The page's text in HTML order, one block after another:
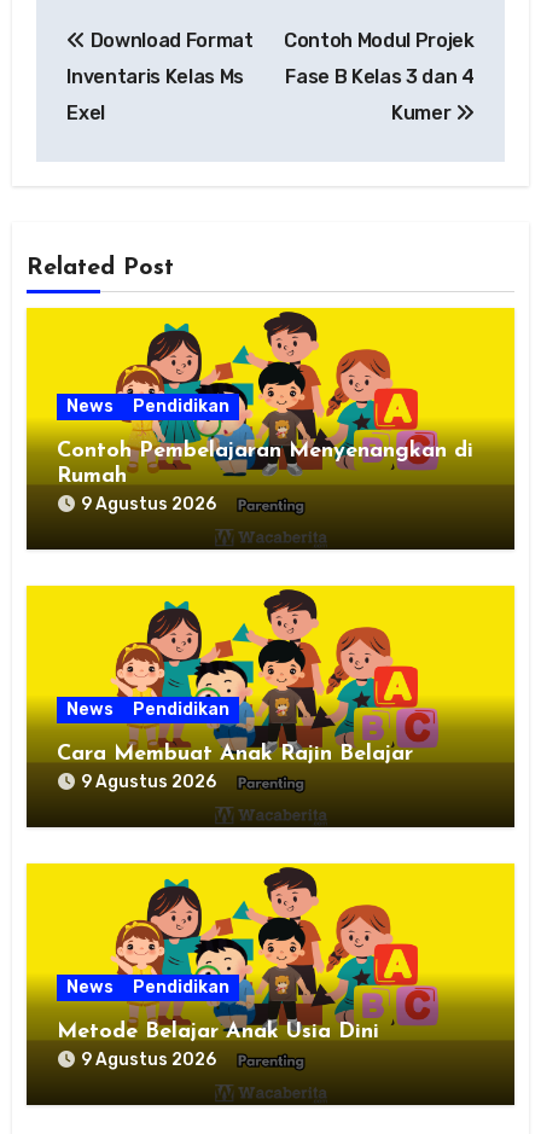
pos
Download Format
Inventaris Kelas Ms
Exel
Contoh Modul Projek
Fase B Kelas 3 dan 4
Kumer
Related Post
News Pendidikan
Contoh Pembelajaran Menyenangkan di
Rumah
9 Agustus 2026
News Pendidikan
Cara Membuat Anak Rajin Belajar
9 Agustus 2026
News Pendidikan
Metode Belajar Anak Usia Dini
9 Agustus 2026